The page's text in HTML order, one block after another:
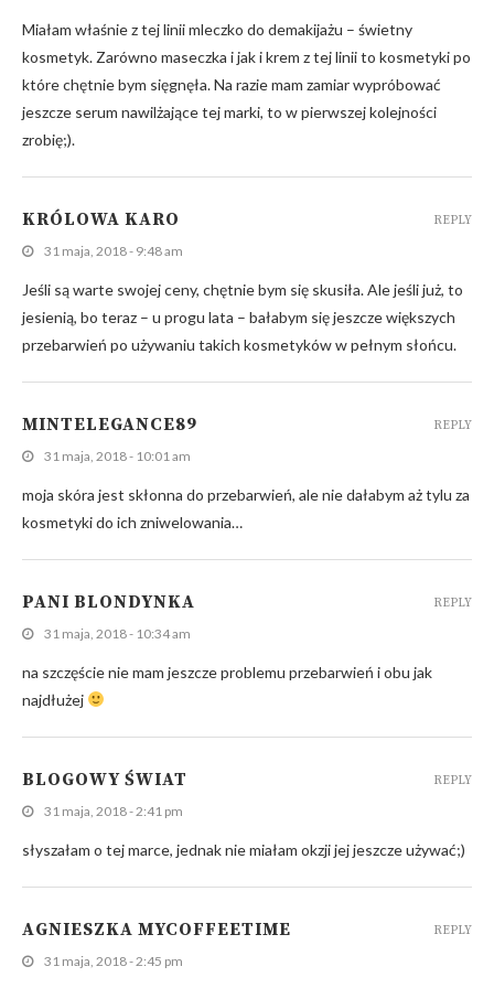
Miałam właśnie z tej linii mleczko do demakijażu – świetny
kosmetyk. Zarówno maseczka i jak i krem z tej linii to kosmetyki po
które chętnie bym sięgnęła. Na razie mam zamiar wypróbować
jeszcze serum nawilżające tej marki, to w pierwszej kolejności
zrobię;).
KRÓLOWA KARO
31 maja, 2018 - 9:48 am
Jeśli są warte swojej ceny, chętnie bym się skusiła. Ale jeśli już, to
jesienią, bo teraz – u progu lata – bałabym się jeszcze większych
przebarwień po używaniu takich kosmetyków w pełnym słońcu.
REPLY
MINTELEGANCE89
31 maja, 2018 - 10:01 am
moja skóra jest skłonna do przebarwień, ale nie dałabym aż tylu za
kosmetyki do ich zniwelowania…
REPLY
PANI BLONDYNKA
31 maja, 2018 - 10:34 am
na szczęście nie mam jeszcze problemu przebarwień i obu jak
najdłużej
REPLY
BLOGOWY ŚWIAT
31 maja, 2018 - 2:41 pm
słyszałam o tej marce, jednak nie miałam okzji jej jeszcze używać;)
REPLY
AGNIESZKA MYCOFFEETIME
31 maja, 2018 - 2:45 pm
REPLY